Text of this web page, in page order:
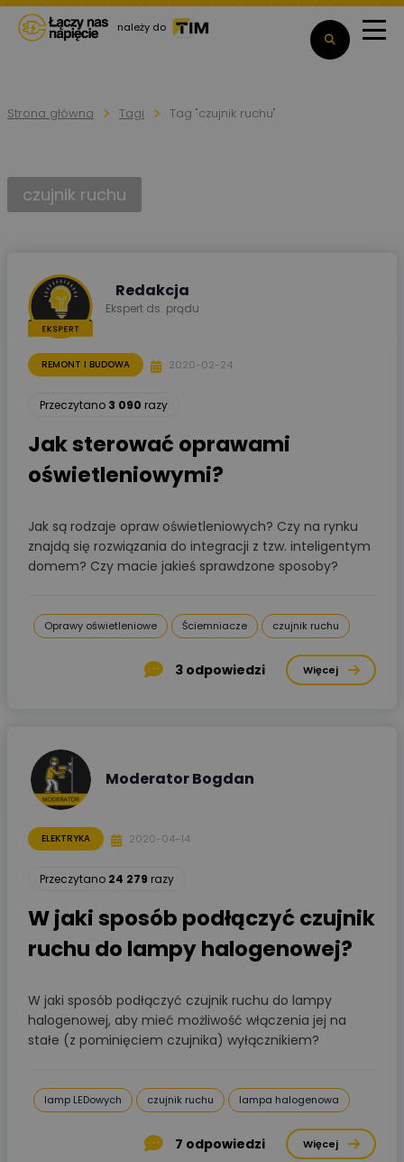
należy do
Strona główna Tagi Tag "czujnik ruchu"
czujnik ruchu
Redakcja
Ekspert ds. prądu
REMONT I BUDOWA 2020-02-24
Przeczytano 3 090 razy
Jak sterować oprawami
oświetleniowymi?
Jak są rodzaje opraw oświetleniowych? Czy na rynku
znajdą się rozwiązania do integracji z tzw. inteligentym
domem? Czy macie jakieś sprawdzone sposoby?
Oprawy oświetleniowe Ściemniacze czujnik ruchu
3 odpowiedzi Więcej
Moderator Bogdan
ELEKTRYKA 2020-04-14
Przeczytano 24 279 razy
W jaki sposób podłączyć czujnik
ruchu do lampy halogenowej?
W jaki sposób podłączyć czujnik ruchu do lampy
halogenowej, aby mieć możliwość włączenia jej na
stałe (z pominięciem czujnika) wyłącznikiem?
lamp LEDowych czujnik ruchu lampa halogenowa
7 odpowiedzi Więcej